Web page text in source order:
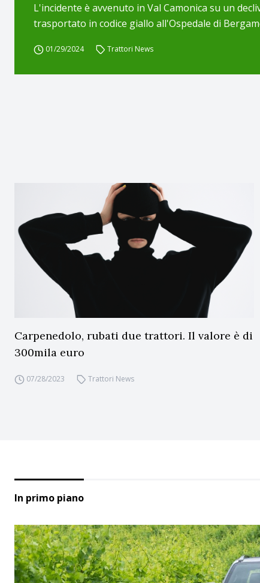
L'incidente è avvenuto in Val Camonica su un
trasportato in codice giallo all'Ospedale di
01/29/2024 Trattori News
Carpenedolo, rubati due trattori. Il valore è di
300mila euro
07/28/2023 Trattori News
In primo piano